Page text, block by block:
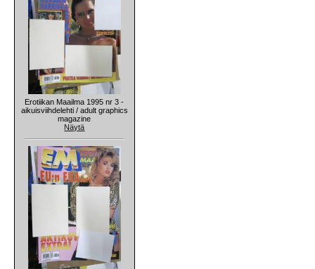
Erotiikan Maailma 1995 nr 3 -
aikuisviihdelehti / adult graphics
magazine
Näytä